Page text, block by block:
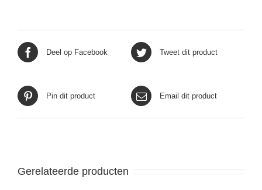
Deel op Facebook Tweet dit product
Pin dit product Email dit product
Gerelateerde producten